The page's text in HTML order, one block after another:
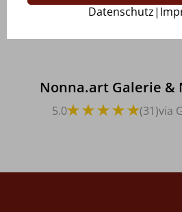
Nonna.art Galerie
5.0 (31)via
Datenschutz|